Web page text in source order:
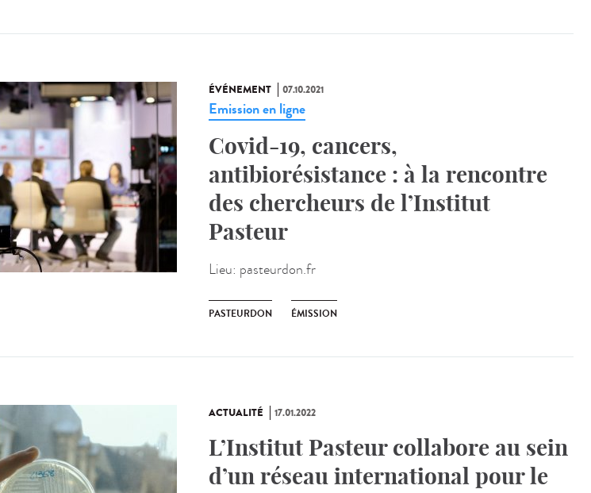
ÉVÉNEMENT 07.10.2021
Emission en ligne
Covid-19, cancers,
antibiorésistance : à la rencontre
des chercheurs de l’Institut
Pasteur
Lieu: pasteurdon.fr
PASTEURDON ÉMISSION
ACTUALITÉ 17.01.2022
L’Institut Pasteur collabore au sein
d’un réseau international pour le